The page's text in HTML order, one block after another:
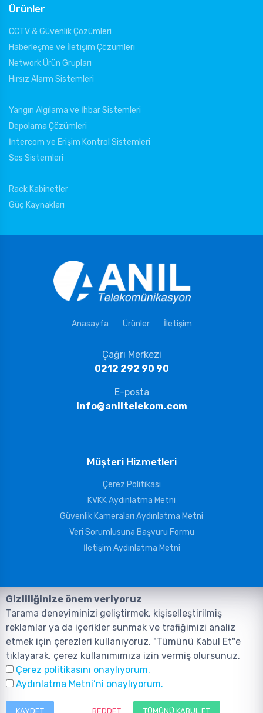
Ürünler
CCTV & Güvenlik Çözümleri
Haberleşme ve İletişim Çözümleri
Network Ürün Grupları
Hırsız Alarm Sistemleri
Yangın Algılama ve İhbar Sistemleri
Depolama Çözümleri
İntercom ve Erişim Kontrol Sistemleri
Ses Sistemleri
Rack Kabinetler
Güç Kaynakları
Anasayfa Ürünler İletişim
Çağrı Merkezi
0212 292 90 90
E-posta
info@aniltelekom.com
Müşteri Hizmetleri
Çerez Politikası
KVKK Aydınlatma Metni
Güvenlik Kameraları Aydınlatma Metni
Veri Sorumlusuna Başvuru Formu
İletişim Aydınlatma Metni
©2026, Tüm Hakları ANIL TELEKOMÜNİKASYON GÜVENLİK VE BİLİŞİM
SİSTEMLERİ SAN. TİC. LTD. ŞTİ. aittir.Tasarım ve Yazılım:
Tasarım Yazılım ve Teknoloji
Gizliliğinize önem veriyoruz
Tarama deneyiminizi geliştirmek, kişiselleştirilmiş
reklamlar ya da içerikler sunmak ve trafiğimizi analiz
etmek için çerezleri kullanıyoruz. "Tümünü Kabul Et"e
tıklayarak, çerez kullanımımıza izin vermiş olursunuz.
Çerez politikasını onaylıyorum.
Aydınlatma Metni’ni onaylıyorum.
KAYDET REDDET TÜMÜNÜ KABUL ET